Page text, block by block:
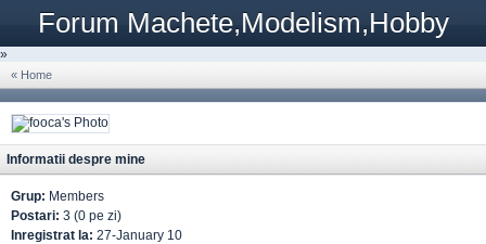
Forum Machete,Modelism,Hobby
»
« Home
Informatii despre mine
Grup: Members
Postari: 3 (0 pe zi)
Inregistrat la: 27-January 10